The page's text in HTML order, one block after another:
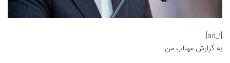
[ad_1]
به گزارش مهتاب من